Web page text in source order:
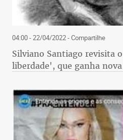
04:00 - 22/04/2022- Compartilhe
Silviano Santiago revisita
liberdade', que ganha